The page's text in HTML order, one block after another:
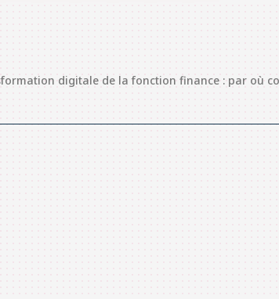
digitale de la fonction finance : par où